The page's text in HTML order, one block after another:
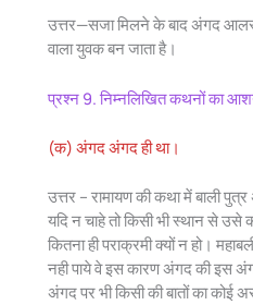
उत्तर—सजा मिलने के बाद अंगद
वाला युवक बन जाता है।
प्रश्न 9. निम्नलिखित कथनों का
(क) अंगद अंगद ही था।
उत्तर – रामायण की कथा में बाली
यदि न चाहे तो किसी भी स्थान से उसे
कितना ही पराक्रमी क्यों न हो।
नही पाये वे इस कारण अंगद की इस
अंगद पर भी किसी की बातों का कोई